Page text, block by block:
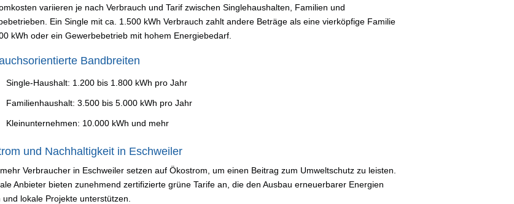
variieren je nach Verbrauch und Tarif zwischen Singlehaushalten, Familien und
Ein Single mit ca. 1.500 kWh Verbrauch zahlt andere Beträge als eine vierköpfige Familie
kWh oder ein Gewerbebetrieb mit hohem Energiebedarf.
Bandbreiten
Single-Haushalt: 1.200 bis 1.800 kWh pro Jahr
Familienhaushalt: 3.500 bis 5.000 kWh pro Jahr
Kleinunternehmen: 10.000 kWh und mehr
und Nachhaltigkeit in Eschweiler
Verbraucher in Eschweiler setzen auf Ökostrom, um einen Beitrag zum Umweltschutz zu leisten.
Anbieter bieten zunehmend zertifizierte grüne Tarife an, die den Ausbau erneuerbarer Energien
und lokale Projekte unterstützen.